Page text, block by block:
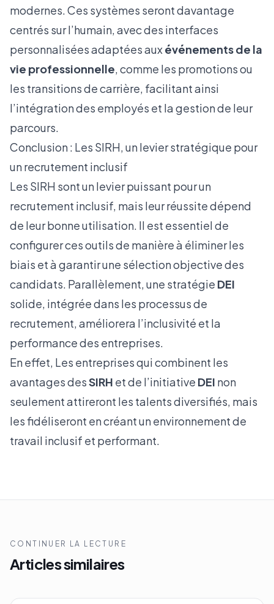
modernes. Ces systèmes seront davantage
centrés sur l’humain, avec des interfaces
personnalisées adaptées auxévénements de la
vie professionnelle, comme les promotions ou
les transitions de carrière, facilitant ainsi
l’intégration des employés et la gestion de leur
parcours.
Conclusion : Les SIRH, un levier stratégique pour
un recrutement inclusif
Les SIRH sont un levier puissant pour un
recrutement inclusif, mais leur réussite dépend
de leur bonne utilisation. Il est essentiel de
configurer ces outils de manière à éliminer les
biais et à garantir une sélection objective des
candidats. Parallèlement, une stratégie DEI
solide, intégrée dans les processus de
recrutement, améliorera l’inclusivité et la
performance des entreprises.
En effet, Les entreprises qui combinent les
avantages desSIRH et de l’initiative DEI non
seulement attireront les talents diversifiés, mais
les fidéliseront en créant un environnement de
travail inclusif et performant.
CONTINUER LA LECTURE
Articles similaires